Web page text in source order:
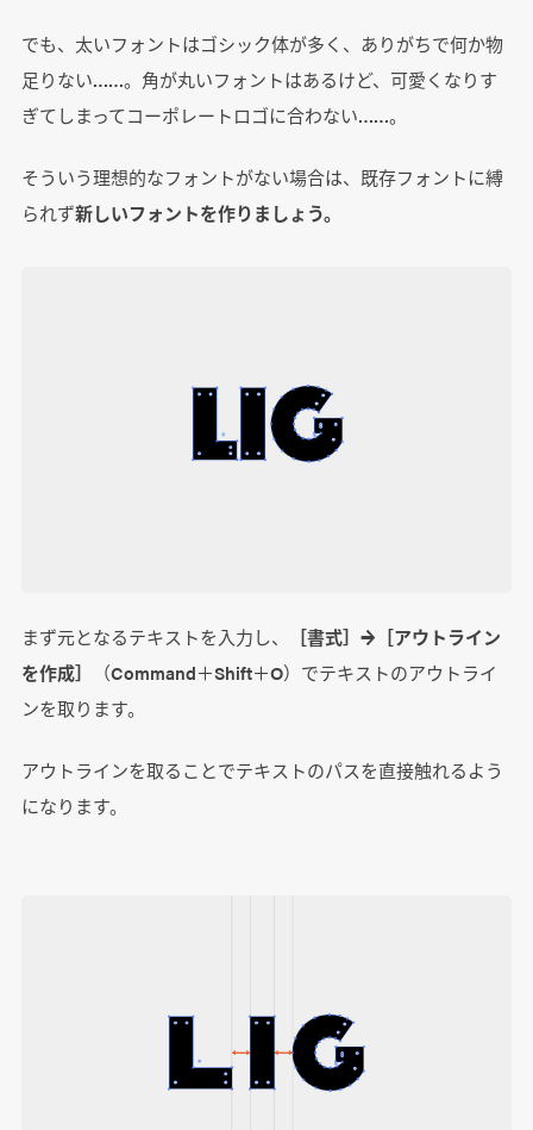
でも、太いフォントはゴシック体が多く、ありがちで何か物
足りない……。角が丸いフォントはあるけど、可愛くなりす
ぎてしまってコーポレートロゴに合わない……。
そういう理想的なフォントがない場合は、既存フォントに縛
られず新しいフォントを作りましょう。
まず元となるテキストを入力し、
［書式］→［アウトライン
を作成］
（Command＋Shift＋O）でテキストのアウトライ
ンを取ります。
アウトラインを取ることでテキストのパスを直接触れるよう
になります。